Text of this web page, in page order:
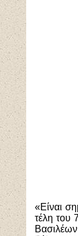
«Είναι
τέλη του